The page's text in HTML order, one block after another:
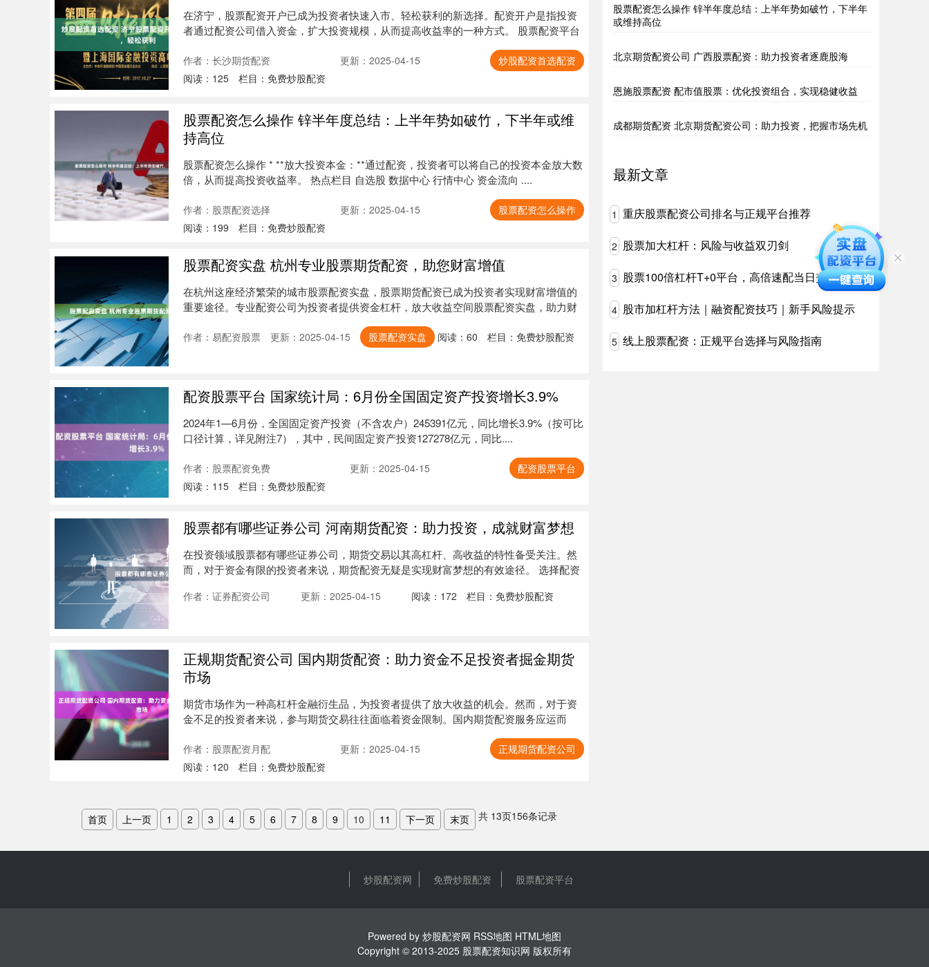
在济宁，股票配资开户已成为投资者快速入市、轻松获利的新选择。配资开户是指投资
者通过配资公司借入资金，扩大投资规模，从而提高收益率的一种方式。 股票配资平台
作者：长沙期货配资 更新：2025-04-15
炒股配资首选配资
阅读： 125 栏目： 免费炒股配资
股票配资怎么操作 锌半年度总结：上半年势如破竹，下半年或维
持高位
股票配资怎么操作 * **放大投资本金：**通过配资，投资者可以将自己的投资本金放大数
倍，从而提高投资收益率。 热点栏目 自选股 数据中心 行情中心 资金流向 ....
作者：股票配资选择 更新：2025-04-15
股票配资怎么操作
阅读： 199 栏目： 免费炒股配资
股票配资实盘 杭州专业股票期货配资，助您财富增值
在杭州这座经济繁荣的城市股票配资实盘，股票期货配资已成为投资者实现财富增值的
重要途径。专业配资公司为投资者提供资金杠杆，放大收益空间股票配资实盘，助力财
作者：易配资股票 更新：2025-04-15 股票配资实盘 阅读： 60 栏目： 免费炒股配资
配资股票平台 国家统计局：6月份全国固定资产投资增长3.9%
2024年1—6月份，全国固定资产投资（不含农户）245391亿元，同比增长3.9%（按可比
口径计算，详见附注7），其中，民间固定资产投资127278亿元，同比....
作者：股票配资免费 更新：2025-04-15
配资股票平台
阅读： 115 栏目： 免费炒股配资
股票都有哪些证券公司 河南期货配资：助力投资，成就财富梦想
在投资领域股票都有哪些证券公司，期货交易以其高杠杆、高收益的特性备受关注。然
而，对于资金有限的投资者来说，期货配资无疑是实现财富梦想的有效途径。 选择配资
作者：证券配资公司 更新：2025-04-15 阅读： 172 栏目： 免费炒股配资
正规期货配资公司 国内期货配资：助力资金不足投资者掘金期货
市场
期货市场作为一种高杠杆金融衍生品，为投资者提供了放大收益的机会。然而，对于资
金不足的投资者来说，参与期货交易往往面临着资金限制。国内期货配资服务应运而
作者：股票配资月配 更新：2025-04-15
正规期货配资公司
阅读： 120 栏目： 免费炒股配资
首页 上一页 1 2 3 4 5 6 7 8 9 10 11 下一页 末页 共 13页156条记录
股票配资怎么操作 锌半年度总结：上半年势如破竹，下半年
或维持高位
北京期货配资公司 广西股票配资：助力投资者逐鹿股海
恩施股票配资 配市值股票：优化投资组合，实现稳健收益
成都期货配资 北京期货配资公司：助力投资，把握市场先机
最新文章
1 重庆股票配资公司排名与正规平台推荐
2 股票加大杠杆：风险与收益双刃剑
3 股票100倍杠杆T+0平台，高倍速配当日交易
4 股市加杠杆方法｜融资配资技巧｜新手风险提示
5 线上股票配资：正规平台选择与风险指南
炒股配资网 免费炒股配资 股票配资平台
Powered by 炒股配资网 RSS地图 HTML地图
Copyright © 2013-2025 股票配资知识网 版权所有